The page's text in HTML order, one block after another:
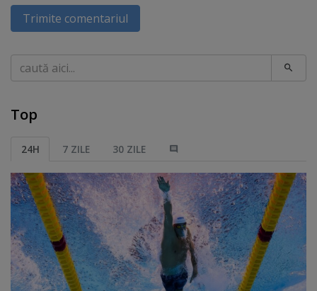
Trimite comentariul
Caută
Top
24H 7 ZILE 30 ZILE